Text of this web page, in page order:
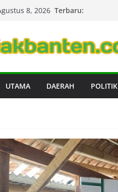
8, 2026 Terbaru:
UTAMA DAERAH POLITIK